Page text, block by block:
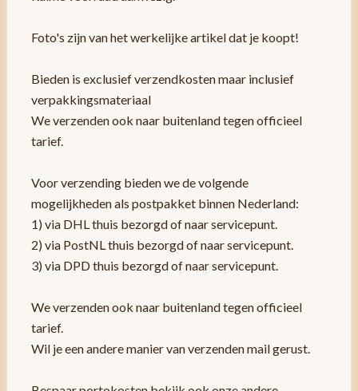
Foto's zijn van het werkelijke artikel dat je koopt!
Bieden is exclusief verzendkosten maar inclusief
verpakkingsmateriaal
We verzenden ook naar buitenland tegen officieel
tarief.
Voor verzending bieden we de volgende
mogelijkheden als postpakket binnen Nederland:
1) via DHL thuis bezorgd of naar servicepunt.
2) via PostNL thuis bezorgd of naar servicepunt.
3) via DPD thuis bezorgd of naar servicepunt.
We verzenden ook naar buitenland tegen officieel
tarief.
Wil je een andere manier van verzenden mail gerust.